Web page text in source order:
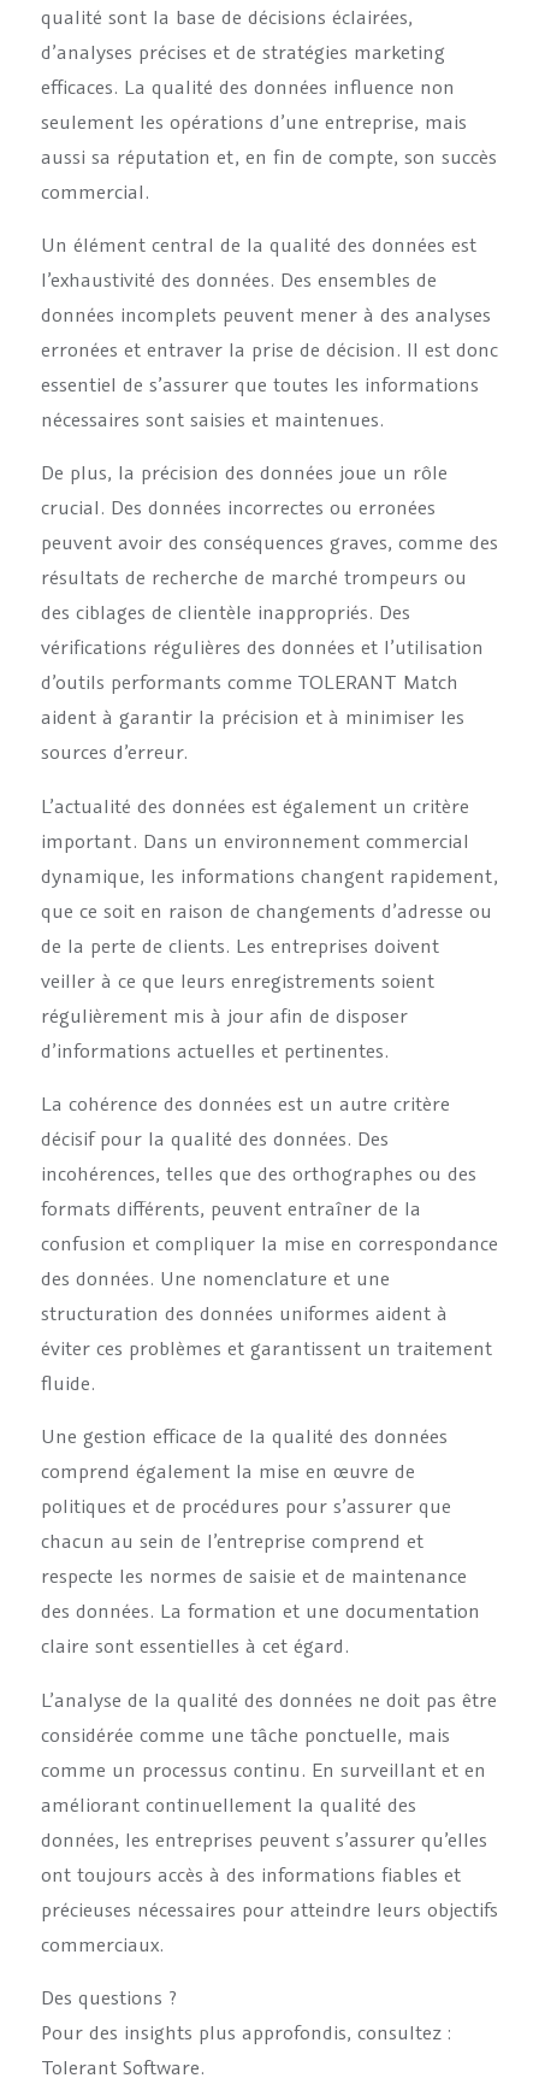
qualité sont la base de décisions éclairées,
d’analyses précises et de stratégies marketing
efficaces. La qualité des données influence non
seulement les opérations d’une entreprise, mais
aussi sa réputation et, en fin de compte, son succès
commercial.
Un élément central de la qualité des données est
l’exhaustivité des données. Des ensembles de
données incomplets peuvent mener à des analyses
erronées et entraver la prise de décision. Il est donc
essentiel de s’assurer que toutes les informations
nécessaires sont saisies et maintenues.
De plus, la précision des données joue un rôle
crucial. Des données incorrectes ou erronées
peuvent avoir des conséquences graves, comme des
résultats de recherche de marché trompeurs ou
des ciblages de clientèle inappropriés. Des
vérifications régulières des données et l’utilisation
d’outils performants comme TOLERANT Match
aident à garantir la précision et à minimiser les
sources d’erreur.
L’actualité des données est également un critère
important. Dans un environnement commercial
dynamique, les informations changent rapidement,
que ce soit en raison de changements d’adresse ou
de la perte de clients. Les entreprises doivent
veiller à ce que leurs enregistrements soient
régulièrement mis à jour afin de disposer
d’informations actuelles et pertinentes.
La cohérence des données est un autre critère
décisif pour la qualité des données. Des
incohérences, telles que des orthographes ou des
formats différents, peuvent entraîner de la
confusion et compliquer la mise en correspondance
des données. Une nomenclature et une
structuration des données uniformes aident à
éviter ces problèmes et garantissent un traitement
fluide.
Une gestion efficace de la qualité des données
comprend également la mise en œuvre de
politiques et de procédures pour s’assurer que
chacun au sein de l’entreprise comprend et
respecte les normes de saisie et de maintenance
des données. La formation et une documentation
claire sont essentielles à cet égard.
L’analyse de la qualité des données ne doit pas être
considérée comme une tâche ponctuelle, mais
comme un processus continu. En surveillant et en
améliorant continuellement la qualité des
données, les entreprises peuvent s’assurer qu’elles
ont toujours accès à des informations fiables et
précieuses nécessaires pour atteindre leurs objectifs
commerciaux.
Des questions ?
Pour des insights plus approfondis, consultez :
Tolerant Software.